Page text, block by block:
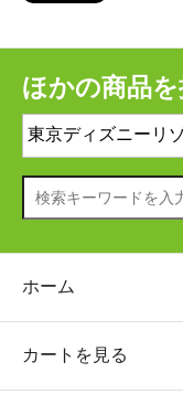
ほかの商品
ホーム
カートを見る